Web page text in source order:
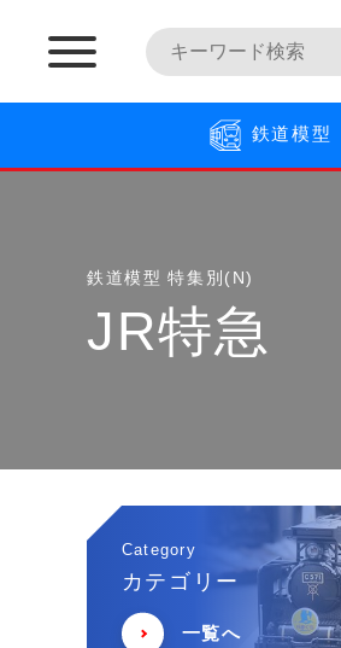
鉄道模型
鉄道模型 特集別(N)
JR特急
Category
カテゴリー
一覧へ